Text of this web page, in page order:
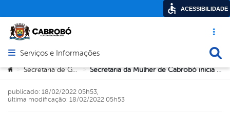
Acesso
Abrir menu principal de navegação
Serviços e Informações
Você está aqui:
> Secretaria de Governo > Secretaria da Mulher de Cabrobó inicia campanha de conscientização sobre gravidez na adolescência
publicado: 18/02/2022 05h53,
última modificação: 18/02/2022 05h53
ACESSIBILIDADE